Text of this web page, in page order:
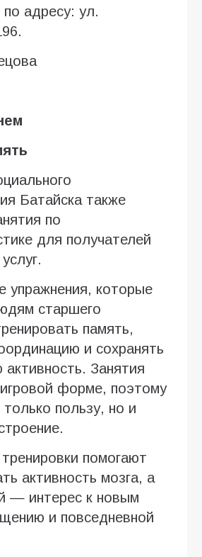
адресу: ул.
Батайска также
по
для получателей
упражнения, которые
старшего
память,
и сохранять
активность. Занятия
форме, поэтому
только пользу, но и
помогают
активность мозга, а
— интерес к новым
и повседневной